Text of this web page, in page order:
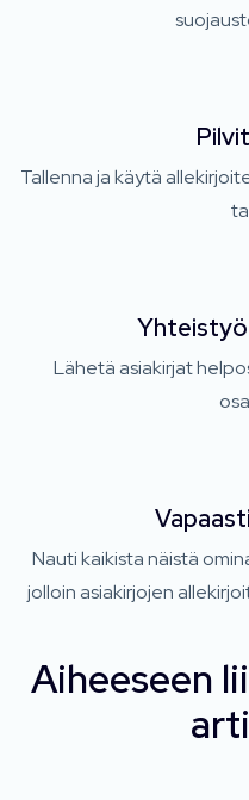
Tallenna ja käytä
Lähetä asiakirjat
Nauti kaikista näistä
jolloin asiakirjojen
Aiheeseen